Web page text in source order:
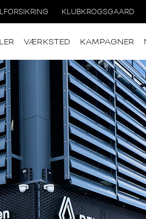
KLUBKROGSGAARD
VÆRKSTED KAMPAGNER